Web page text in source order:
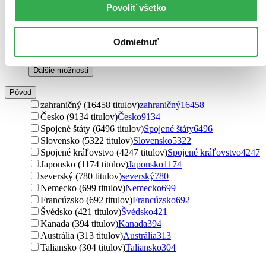
Povoliť všetko
Odmietnuť
pre prvákov (2 tituly)pre prvákov2
pre športovcov (2 tituly)pre športovcov2
pre podnikateľov (1 titul)pre podnikateľov
pre začiatočníkov (1 titul)pre začiatočníkov1
Ďalšie možnosti
Pôvod
zahraničný (16458 titulov)zahraničný16458
Česko (9134 titulov)Česko9134
Spojené štáty (6496 titulov)Spojené štáty6496
Slovensko (5322 titulov)Slovensko5322
Spojené kráľovstvo (4247 titulov)Spojené kráľovstvo4247
Japonsko (1174 titulov)Japonsko1174
severský (780 titulov)severský780
Nemecko (699 titulov)Nemecko699
Francúzsko (692 titulov)Francúzsko692
Švédsko (421 titulov)Švédsko421
Kanada (394 titulov)Kanada394
Austrália (313 titulov)Austrália313
Taliansko (304 titulov)Taliansko304